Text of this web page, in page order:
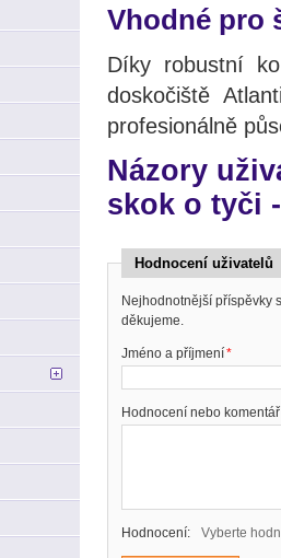
Vhodné pro
Díky robustní
doskočiště
profesionálně
Názory
skok o tyči
Hodnocení uživatelů
Nejhodnotnější příspěvky
děkujeme.
Jméno a příjmení*
Hodnocení nebo komentář
Hodnocení: Vyberte